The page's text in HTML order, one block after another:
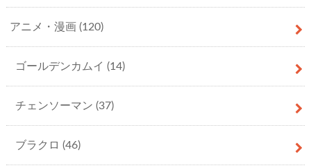
アニメ・漫画 (120)
ゴールデンカムイ (14)
チェンソーマン (37)
ブラクロ (46)